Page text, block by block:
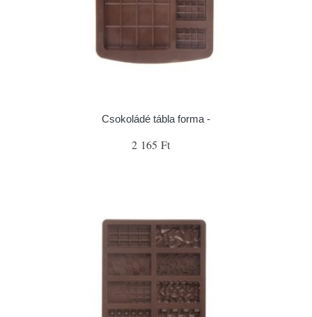
Csokoládé tábla forma -
2 165 Ft